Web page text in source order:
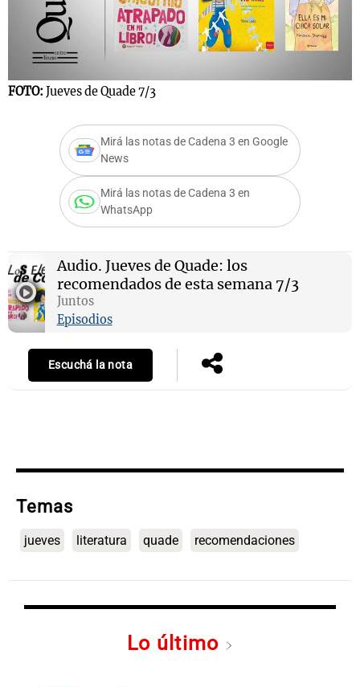
FOTO: Jueves de Quade 7/3
Mirá las notas de Cadena 3 en Google
News
Mirá las notas de Cadena 3 en
WhatsApp
Audio. Jueves de Quade: los
recomendados de esta semana 7/3
Juntos
Episodios
Escuchá la nota
Temas
jueves literatura quade recomendaciones
Lo último
Notas
Mundial 2026
La Sole en
Cadena 3